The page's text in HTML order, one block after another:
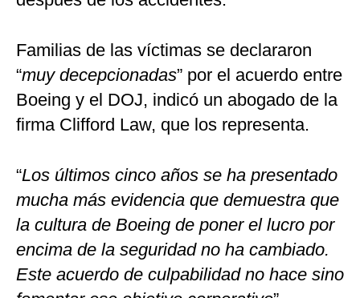
Familias de las víctimas se declararon
“muy decepcionadas” por el acuerdo entre
Boeing y el DOJ, indicó un abogado de la
firma Clifford Law, que los representa.
“Los últimos cinco años se ha presentado
mucha más evidencia que demuestra que
la cultura de Boeing de poner el lucro por
encima de la seguridad no ha cambiado.
Este acuerdo de culpabilidad no hace sino